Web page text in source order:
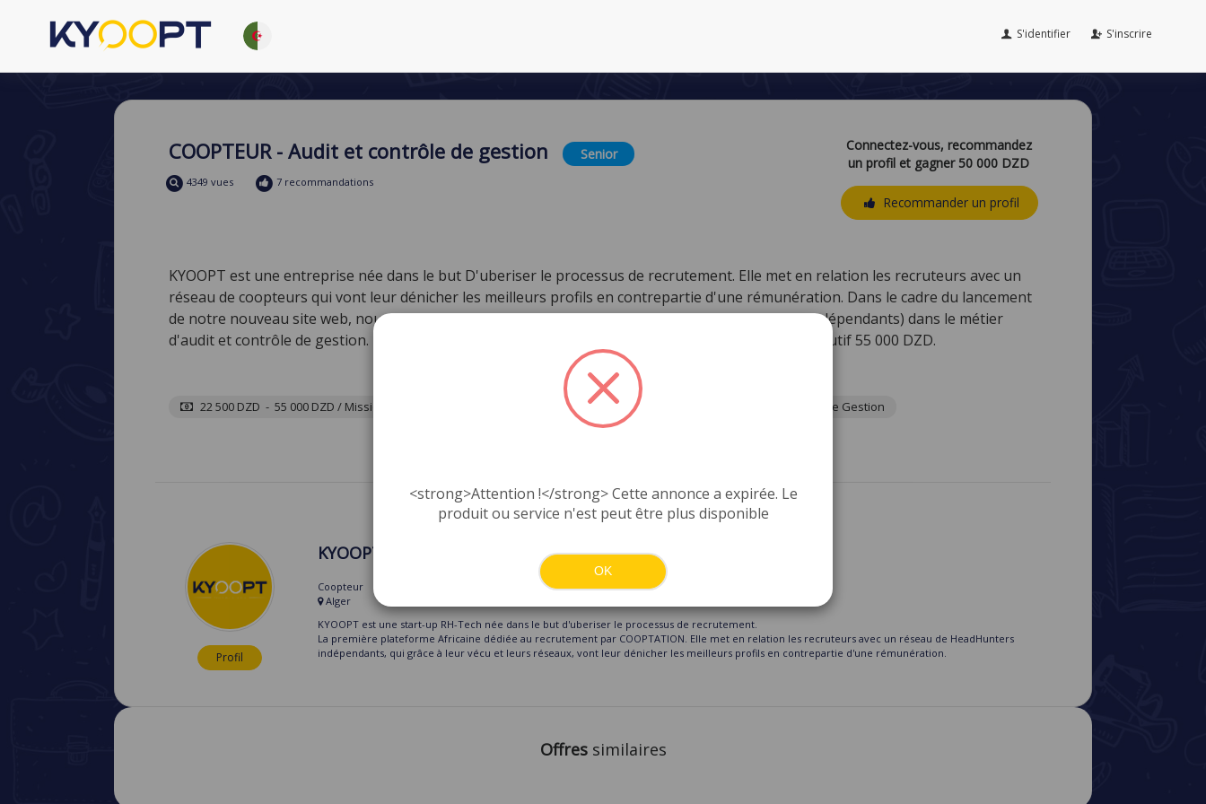
S'identifier S'inscrire
COOPTEUR - Audit et contrôle de gestion Senior
4349 vues 7 recommandations
Connectez-vous, recommandez
un profil et gagner 50 000 DZD
Recommander un profil
KYOOPT est une entreprise née dans le but D'uberiser le processus de recrutement. Elle met en relation les recruteurs avec un
réseau de coopteurs qui vont leur dénicher les meilleurs profils en contrepartie d'une rémunération. Dans le cadre du lancement
de notre nouveau site web, nous recrutons des Headhunters indépendants (Chasseurs de tète indépendants) dans le métier
d'audit et contrôle de gestion. Primes de cooptation: Senior 22 500 DZD - Expert 35 000 DZD - Exécutif 55 000 DZD.
22 500 DZD - 55 000 DZD / Mission Consultant Audit / contrôle de Gestion
Profil
KYOOPT
Coopteur
Alger
KYOOPT est une start-up RH-Tech née dans le but d'uberiser le processus de recrutement.
La première plateforme Africaine dédiée au recrutement par COOPTATION. Elle met en relation les recruteurs avec un réseau de HeadHunters
indépendants, qui grâce à leur vécu et leurs réseaux, vont leur dénicher les meilleurs profils en contrepartie d'une rémunération.
Offres similaires
<strong>Attention !</strong> Cette annonce a expirée. Le
produit ou service n'est peut être plus disponible
OK